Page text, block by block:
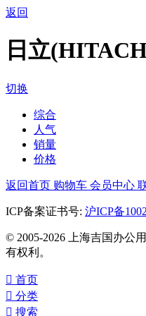
返回
日立
切换
综合
人气
销量
价格
返回首页 购物车 会员中心
ICP备案证书号: 沪ICP备
© 2005-2026 上海吉国办公
有权利。
 首页
 分类
 搜索